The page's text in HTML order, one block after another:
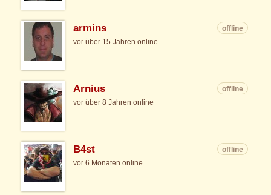
armins
offline
vor über 15 Jahren online
Arnius
offline
vor über 8 Jahren online
B4st
offline
vor 6 Monaten online